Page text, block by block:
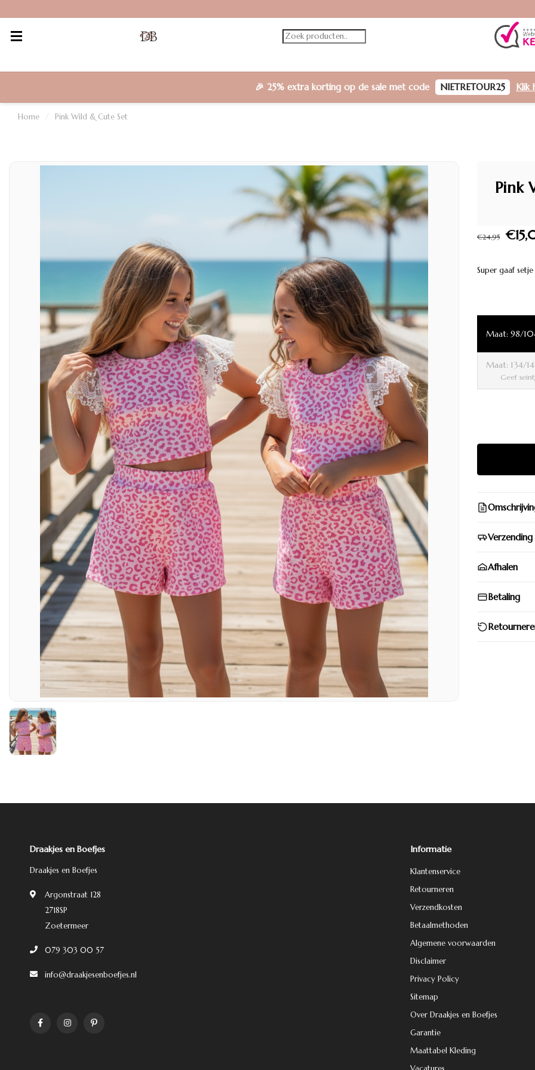
🎉 25% extra korting op de sale met code NIETRETOUR25 Klik
Home / Pink Wild & Cute Set
Pink
€24,95
Super gaaf
Maat: 98/
Maat: 134/
Geef
Verzending
Afhalen
Betaling
Draakjes en Boefjes
Draakjes en Boefjes
Argonstraat 128
2718SP
Zoetermeer
079 303 00 57
info@draakjesenboefjes.nl
Informatie
Klantenservice
Retourneren
Verzendkosten
Betaalmethoden
Algemene voorwaarden
Disclaimer
Privacy Policy
Sitemap
Over Draakjes en Boefjes
Garantie
Maattabel Kleding